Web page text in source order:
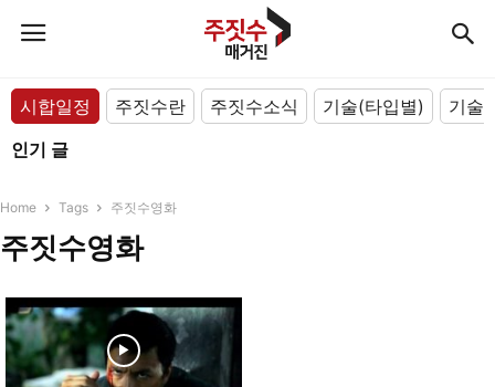
시합일정 주짓수란 주짓수소식 기술(타입별)
기술
인기 글
Home Tags 주짓수영화
주짓수영화